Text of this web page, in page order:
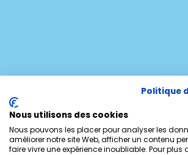
Politique
Nous utilisons des cookies
Nous pouvons les placer pour analyser les
améliorer notre site Web, afficher un contenu
faire vivre une expérience inoubliable. Pour